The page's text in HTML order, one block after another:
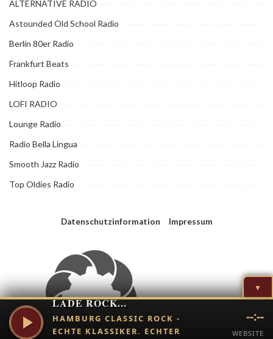
ALTERNATIVE RADIO
Astounded Old School Radio
Berlin 80er Radio
Frankfurt Beats
Hitloop Radio
LOFI RADIO
Lounge Radio
Radio Bella Lingua
Smooth Jazz Radio
Top Oldies Radio
Datenschutzinformation Impressum
▼
LADE ROCK...
HAMBURG CLASSIC ROCK -
ECHTE KLASSIKER. ECHTER
--:--
WEBSITE